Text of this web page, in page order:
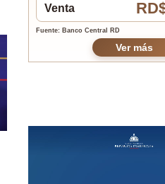
Venta
Fuente: Banco Central RD
Ver más